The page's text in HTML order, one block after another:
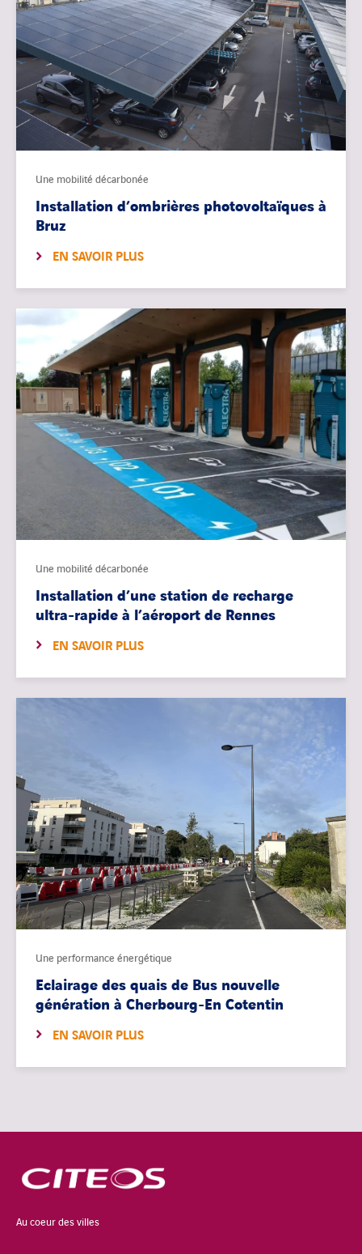
Une mobilité décarbonée
Installation d’ombrières photovoltaïques à
Bruz
EN SAVOIR PLUS
Une mobilité décarbonée
Installation d’une station de recharge
ultra-rapide à l’aéroport de Rennes
EN SAVOIR PLUS
Une performance énergétique
Eclairage des quais de Bus nouvelle
génération à Cherbourg-En Cotentin
EN SAVOIR PLUS
Au coeur des villes